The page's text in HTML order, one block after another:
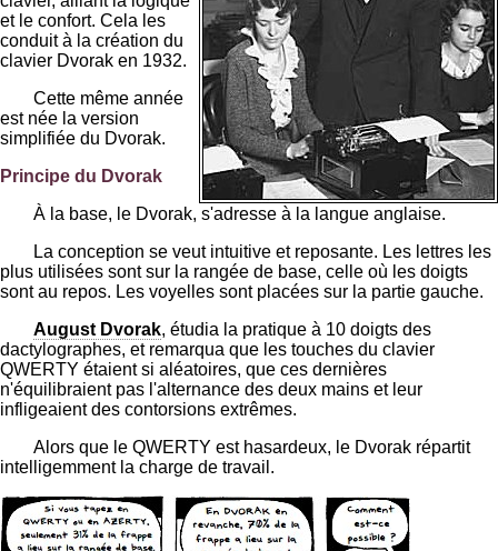
et le confort. Cela les
conduit à la création du
clavier Dvorak en 1932.
Cette même année
est née la version
simplifiée du Dvorak.
Principe du Dvorak
À la base, le Dvorak, s'adresse à la langue anglaise.
La conception se veut intuitive et reposante. Les lettres les
plus utilisées sont sur la rangée de base, celle où les doigts
sont au repos. Les voyelles sont placées sur la partie gauche.
August Dvorak, étudia la pratique à 10 doigts des
dactylographes, et remarqua que les touches du clavier
QWERTY étaient si aléatoires, que ces dernières
n'équilibraient pas l'alternance des deux mains et leur
infligeaient des contorsions extrêmes.
Alors que le QWERTY est hasardeux, le Dvorak répartit
intelligemment la charge de travail.